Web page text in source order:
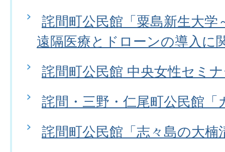
詫間町公民館「粟島新生大
遠隔医療とドローンの導入に
詫間町公民館 中央女性セミ
詫間・三野・仁尾町公民館「
詫間町公民館「志々島の大楠